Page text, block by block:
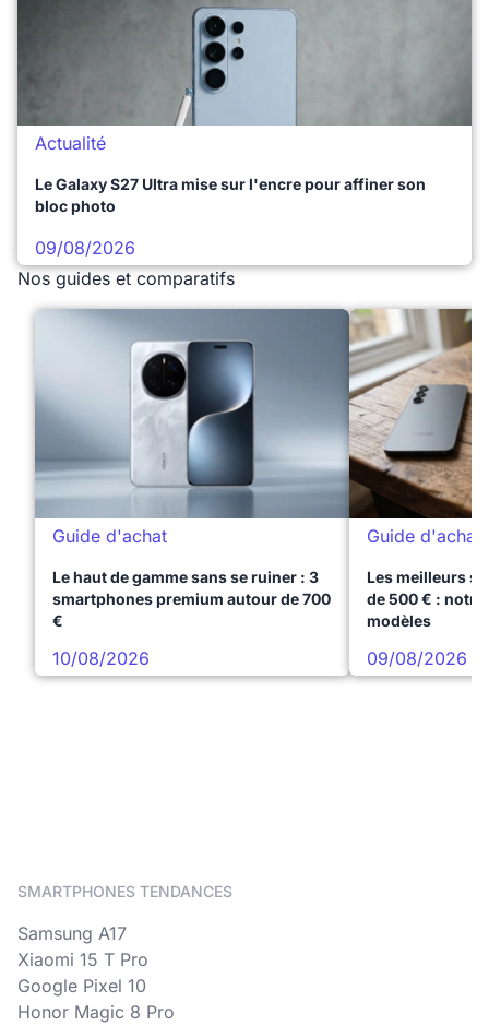
Actualité
Le Galaxy S27 Ultra mise sur l'encre pour affiner son
bloc photo
09/08/2026
Nos guides et comparatifs
Guide d'achat
Le haut de gamme sans se ruiner : 3
smartphones premium autour de 700
€
10/08/2026
Guide d'achat
Les meilleurs
de 500 € :
modèles
09/08/2026
SMARTPHONES TENDANCES
Samsung A17
Xiaomi 15 T Pro
Google Pixel 10
Honor Magic 8 Pro